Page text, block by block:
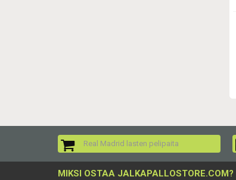
Real Madrid lasten pelipaita
MIKSI OSTAA JALKAPALLOSTORE.COM?